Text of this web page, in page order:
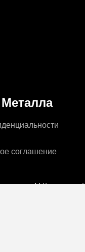
соглашение
reserved | Компания